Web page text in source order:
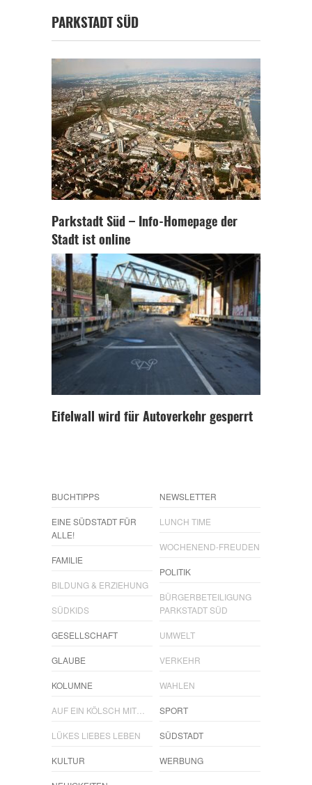
PARKSTADT SÜD
Parkstadt Süd – Info-Homepage der
Stadt ist online
Eifelwall wird für Autoverkehr gesperrt
BUCHTIPPS
EINE SÜDSTADT FÜR
ALLE!
FAMILIE
BILDUNG & ERZIEHUNG
SÜDKIDS
GESELLSCHAFT
GLAUBE
KOLUMNE
AUF EIN KÖLSCH MIT…
LÜKES LIEBES LEBEN
KULTUR
NEWSLETTER
LUNCH TIME
WOCHENEND-FREUDEN
POLITIK
BÜRGERBETEILIGUNG
PARKSTADT SÜD
UMWELT
VERKEHR
WAHLEN
SPORT
SÜDSTADT
WERBUNG